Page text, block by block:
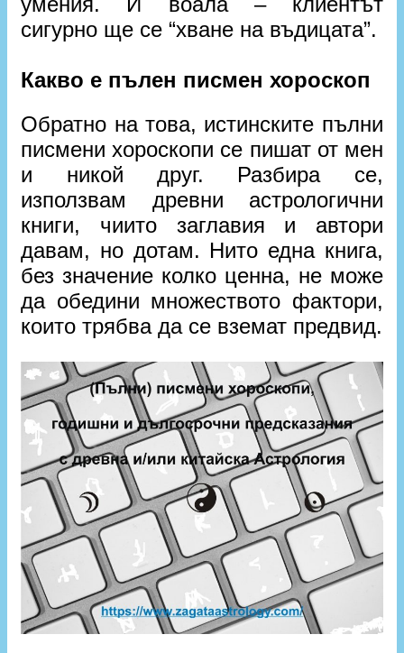
сигурно ще се “хване на въдицата”.
Какво е пълен писмен хороскоп
Обратно на това, истинските пълни
писмени хороскопи се пишат от мен
и никой друг. Разбира се,
използвам древни астрологични
книги, чиито заглавия и автори
давам, но дотам. Нито една книга,
без значение колко ценна, не може
да обедини множеството фактори,
които трябва да се вземат предвид.